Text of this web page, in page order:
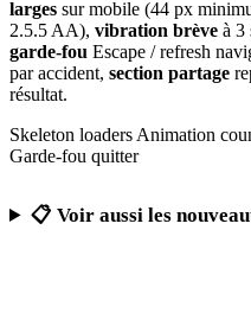
larges sur mobile (44 px
2.5.5 AA), vibration brève à 3
garde-fou Escape / refresh
par accident, section partage
résultat.
Skeleton loaders Animation
Garde-fou quitter
📋 Voir aussi les